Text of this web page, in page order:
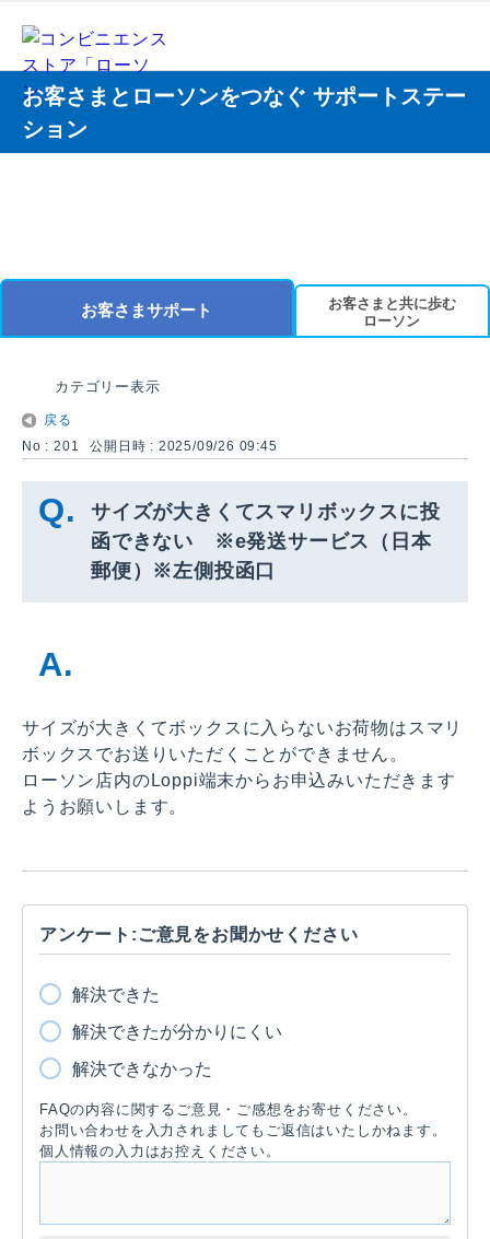
お客さまとローソンをつなぐ サポートステー
ション
お客さまサポート
お客さまと共に歩む
ローソン
カテゴリー表示
戻る
No : 201
公開日時 : 2025/09/26 09:45
サイズが大きくてスマリボックスに投
函できない ※e発送サービス（日本
郵便）※左側投函口
サイズが大きくてボックスに入らないお荷物はスマリ
ボックスでお送りいただくことができません。
ローソン店内のLoppi端末からお申込みいただきます
ようお願いします。
アンケート:ご意見をお聞かせください
解決できた
解決できたが分かりにくい
解決できなかった
FAQの内容に関するご意見・ご感想をお寄せください。
お問い合わせを入力されましてもご返信はいたしかねます。
個人情報の入力はお控えください。